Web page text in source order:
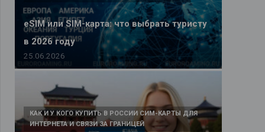
eSIM или SIM-карта: что выбрать туристу
в 2026 году
25.06.2026
КАК И У КОГО КУПИТЬ В РОССИИ СИМ-КАРТЫ ДЛЯ
ИНТЕРНЕТА И СВЯЗИ ЗА ГРАНИЦЕЙ